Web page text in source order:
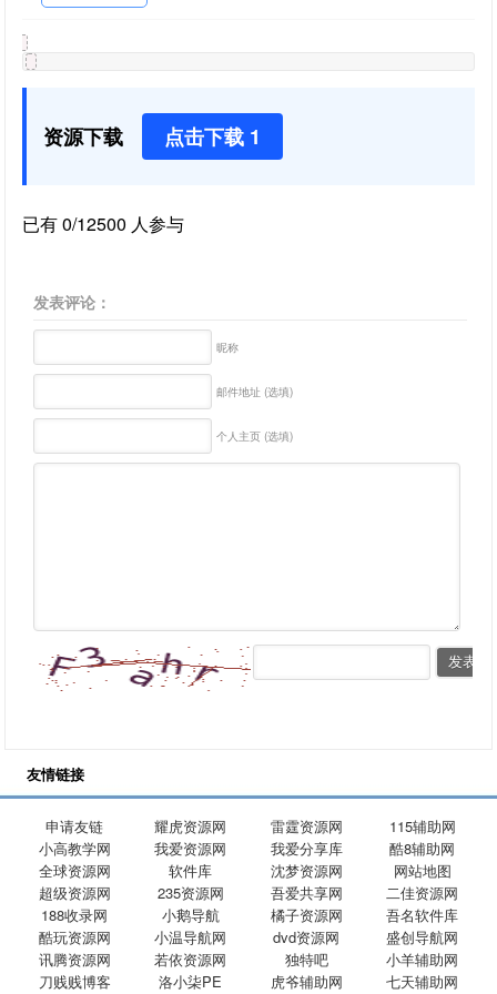
资源下载 点击下载 1
已有 0/12500 人参与
发表评论：
昵称
邮件地址 (选填)
个人主页 (选填)
友情链接
申请友链 耀虎资源网 雷霆资源网
115辅助网
小高教学网
我爱资源网 我爱分享库
酷8辅助网
全球资源网
软件库 沈梦资源网
网站地图
超级资源网
235资源网 吾爱共享网
二佳资源网
188收录网
小鹅导航 橘子资源网
吾名软件库
酷玩资源网
小温导航网 dvd资源网
盛创导航网
讯腾资源网
若依资源网 独特吧
小羊辅助网
刀贱贱博客
洛小柒PE 虎爷辅助网
七天辅助网